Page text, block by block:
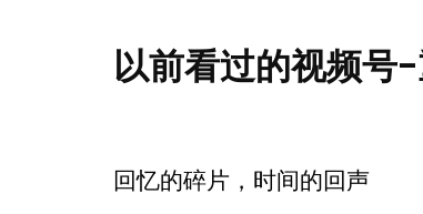
以前看过的视频号
回忆的碎片，时间的回声